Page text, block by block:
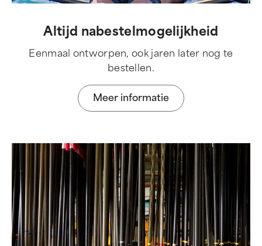
Altijd nabestelmogelijkheid
Eenmaal ontworpen, ook jaren later nog te
bestellen.
Meer informatie